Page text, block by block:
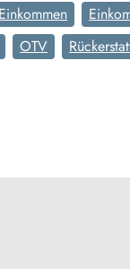
Einkommen
OTV